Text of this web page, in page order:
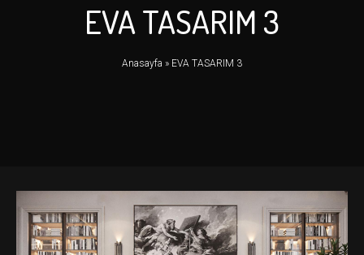
EVA TASARIM 3
Anasayfa » EVA TASARIM 3